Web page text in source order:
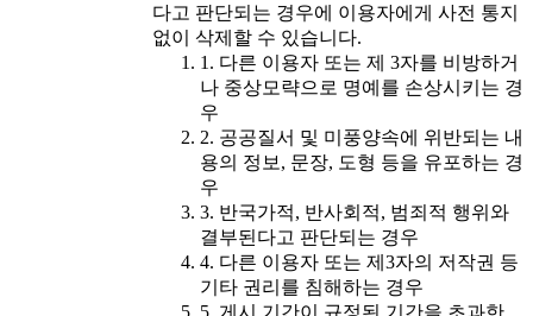
다고 판단되는 경우에 이용자에게 사전 통지
없이 삭제할 수 있습니다.
1. 다른 이용자 또는 제 3자를 비방하거
나 중상모략으로 명예를 손상시키는 경
우
2. 공공질서 및 미풍양속에 위반되는 내
용의 정보, 문장, 도형 등을 유포하는 경
우
3. 반국가적, 반사회적, 범죄적 행위와
결부된다고 판단되는 경우
4. 다른 이용자 또는 제3자의 저작권 등
기타 권리를 침해하는 경우
5. 게시 기간이 규정된 기간을 초과한